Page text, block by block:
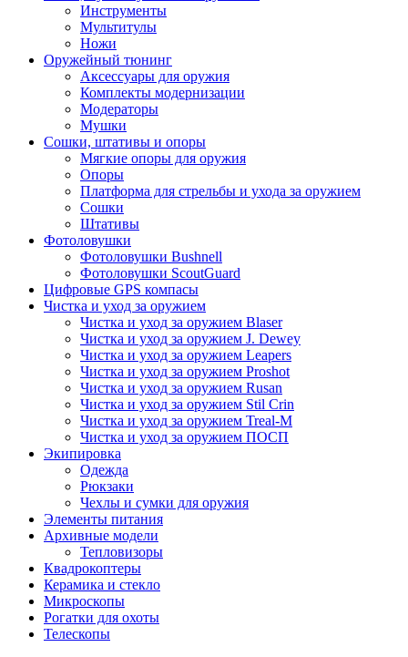
Инструменты
Мультитулы
Ножи
Оружейный тюнинг
Аксессуары для оружия
Комплекты модернизации
Модераторы
Мушки
Сошки, штативы и опоры
Мягкие опоры для оружия
Опоры
Платформа для стрельбы и ухода за оружием
Сошки
Штативы
Фотоловушки
Фотоловушки Bushnell
Фотоловушки ScoutGuard
Цифровые GPS компасы
Чистка и уход за оружием
Чистка и уход за оружием Blaser
Чистка и уход за оружием J. Dewey
Чистка и уход за оружием Leapers
Чистка и уход за оружием Proshot
Чистка и уход за оружием Rusan
Чистка и уход за оружием Stil Crin
Чистка и уход за оружием Treal-M
Чистка и уход за оружием ПОСП
Экипировка
Одежда
Рюкзаки
Чехлы и сумки для оружия
Элементы питания
Архивные модели
Тепловизоры
Квадрокоптеры
Керамика и стекло
Микроскопы
Рогатки для охоты
Телескопы